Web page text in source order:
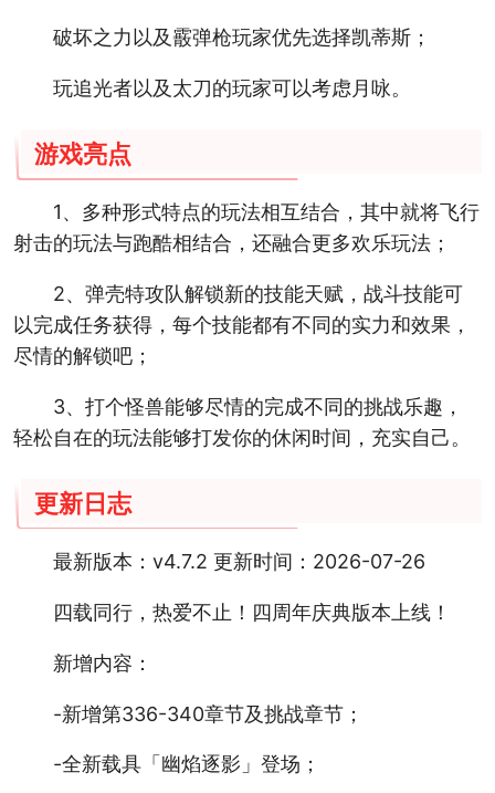
破坏之力以及霰弹枪玩家优先选择凯蒂斯；
玩追光者以及太刀的玩家可以考虑月咏。
游戏亮点
1、多种形式特点的玩法相互结合，其中就将飞行
射击的玩法与跑酷相结合，还融合更多欢乐玩法；
2、弹壳特攻队解锁新的技能天赋，战斗技能可
以完成任务获得，每个技能都有不同的实力和效果，
尽情的解锁吧；
3、打个怪兽能够尽情的完成不同的挑战乐趣，
轻松自在的玩法能够打发你的休闲时间，充实自己。
更新日志
最新版本：v4.7.2 更新时间：2026-07-26
四载同行，热爱不止！四周年庆典版本上线！
新增内容：
-新增第336-340章节及挑战章节；
-全新载具「幽焰逐影」登场；